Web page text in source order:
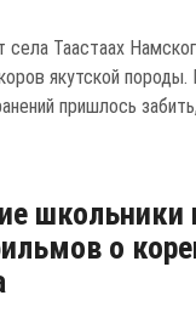
села Таастаах
якутской
пришлось забить,
школьники
о